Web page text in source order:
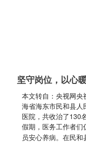
坚守岗位，以心
本文转自：央视网
海省海东市民和县人
医院，共收治了130
假期，医务工作者
员安心养病。在民